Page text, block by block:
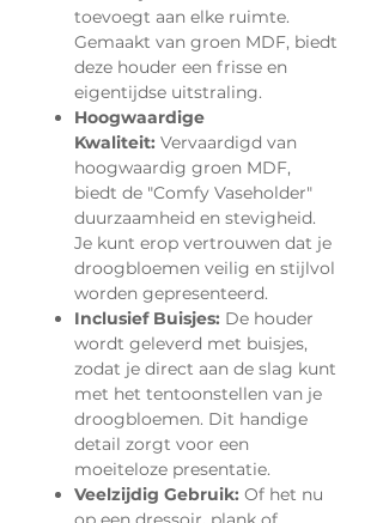
toevoegt aan elke ruimte.
Gemaakt van groen MDF, biedt
deze houder een frisse en
eigentijdse uitstraling.
Hoogwaardige
Kwaliteit: Vervaardigd van
hoogwaardig groen MDF,
biedt de "Comfy Vaseholder"
duurzaamheid en stevigheid.
Je kunt erop vertrouwen dat je
droogbloemen veilig en stijlvol
worden gepresenteerd.
Inclusief Buisjes: De houder
wordt geleverd met buisjes,
zodat je direct aan de slag kunt
met het tentoonstellen van je
droogbloemen. Dit handige
detail zorgt voor een
moeiteloze presentatie.
Veelzijdig Gebruik: Of het nu